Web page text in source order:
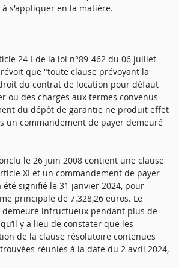
s'appliquer en la matière.
24-I de la loi n°89-462 du 06 juillet
que "toute clause prévoyant la
du contrat de location pour défaut
ou des charges aux termes convenus
du dépôt de garantie ne produit effet
un commandement de payer demeuré
le 26 juin 2008 contient une clause
XI et un commandement de payer
été signifié le 31 janvier 2024, pour
principale de 7.328,26 euros. Le
infructueux pendant plus de
y a lieu de constater que les
de la clause résolutoire contenues
réunies à la date du 2 avril 2024,